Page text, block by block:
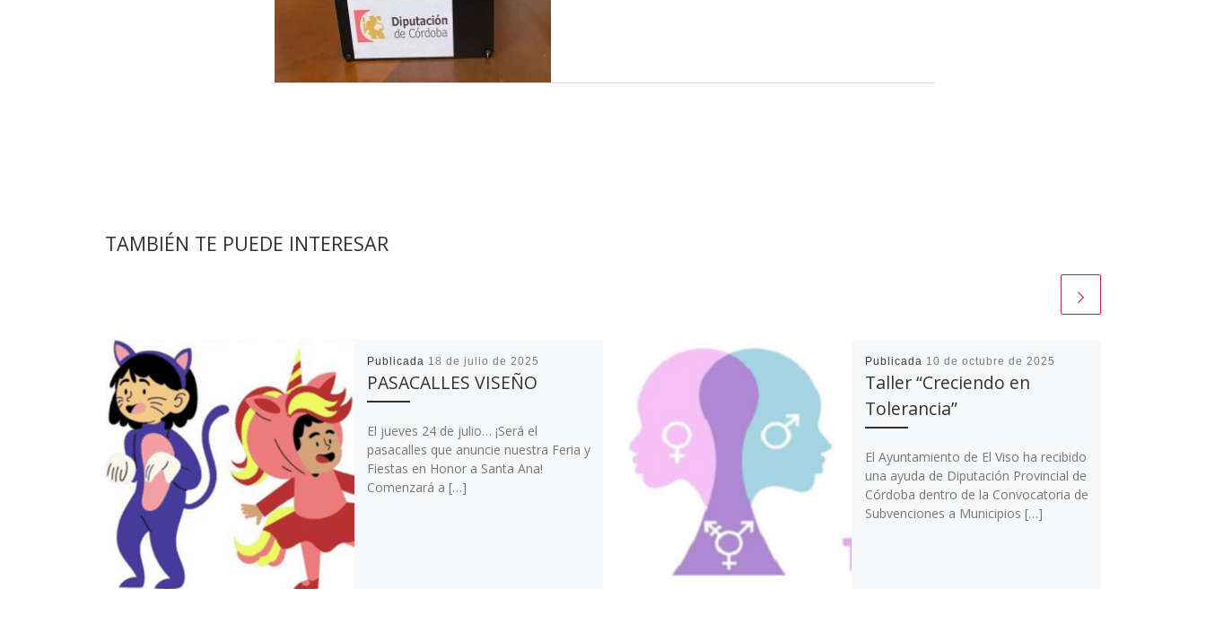
TAMBIÉN TE PUEDE INTERESAR
Publicada 18 de julio de 2025
PASACALLES VISEÑO
El jueves 24 de julio… ¡Será el
pasacalles que anuncie nuestra Feria y
Fiestas en Honor a Santa Ana!
Comenzará a […]
Publicada 10 de octubre de 2025
Taller “Creciendo en
Tolerancia”
El Ayuntamiento de El Viso ha recibido
una ayuda de Diputación Provincial de
Córdoba dentro de la Convocatoria de
Subvenciones a Municipios […]